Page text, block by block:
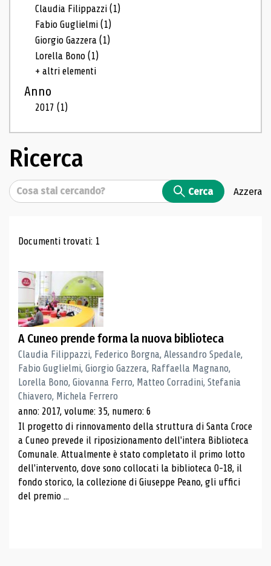
Claudia Filippazzi(1)
Fabio Guglielmi(1)
Giorgio Gazzera(1)
Lorella Bono(1)
+ altri elementi
Anno
2017(1)
Ricerca
Cerca Cerca Azzera
Risultati di ricerca
Documenti trovati: 1
A Cuneo prende forma la nuova biblioteca
Claudia Filippazzi, Federico Borgna, Alessandro Spedale,
Fabio Guglielmi, Giorgio Gazzera, Raffaella Magnano,
Lorella Bono, Giovanna Ferro, Matteo Corradini, Stefania
Chiavero, Michela Ferrero
anno: 2017, volume: 35, numero: 6
Il progetto di rinnovamento della struttura di Santa Croce
a Cuneo prevede il riposizionamento dell'intera Biblioteca
Comunale. Attualmente è stato completato il primo lotto
dell'intervento, dove sono collocati la biblioteca 0-18, il
fondo storico, la collezione di Giuseppe Peano, gli uffici
del premio ...